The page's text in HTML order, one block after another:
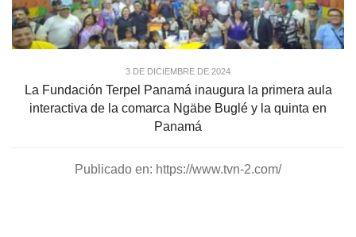
3 DE DICIEMBRE DE 2024
La Fundación Terpel Panamá inaugura la primera aula
interactiva de la comarca Ngäbe Buglé y la quinta en
Panamá
Publicado en: https://www.tvn-2.com/